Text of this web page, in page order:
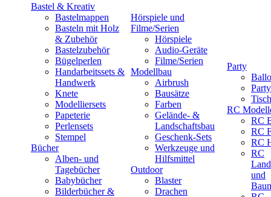
Bastel & Kreativ
Bastelmappen
Basteln mit Holz
& Zubehör
Bastelzubehör
Bügelperlen
Handarbeitssets &
Handwerk
Knete
Modelliersets
Papeterie
Perlensets
Stempel
Bücher
Alben- und
Tagebücher
Babybücher
Bilderbücher &
Hörspiele und
Filme/Serien
Hörspiele
Audio-Geräte
Filme/Serien
Modellbau
Airbrush
Bausätze
Farben
Gelände- &
Landschaftsbau
Geschenk-Sets
Werkzeuge und
Hilfsmittel
Outdoor
Blaster
Drachen
Party
RC
RC
RC
RC
RC
und